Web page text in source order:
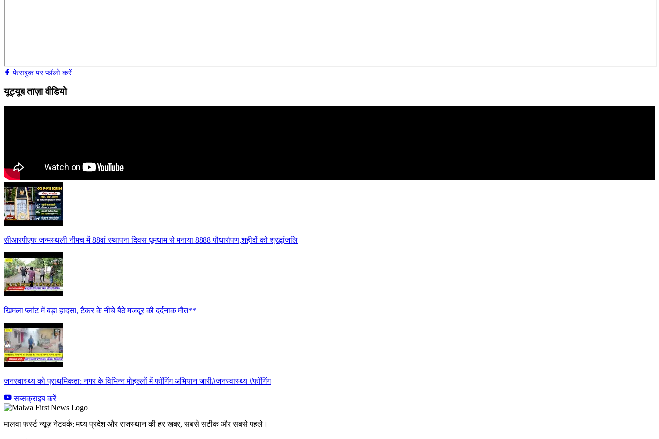
फेसबुक पर फॉलो करें
यूट्यूब ताज़ा वीडियो
सीआरपीएफ जन्मस्थली नीमच में 88वां स्थापना दिवस धूमधाम से मनाया 8888 पौधारोपण,शहीदों को श्रद्धांजलि
खिमला प्लांट में बड़ा हादसा, टैंकर के नीचे बैठे मजदूर की दर्दनाक मौत**
जनस्वास्थ्य को प्राथमिकता: नगर के विभिन्न मोहल्लों में फॉगिंग अभियान जारी#जनस्वास्थ्य #फॉगिंग
सब्सक्राइब करें
मालवा फर्स्ट न्यूज़ नेटवर्क: मध्य प्रदेश और राजस्थान की हर खबर, सबसे सटीक और सबसे पहले।